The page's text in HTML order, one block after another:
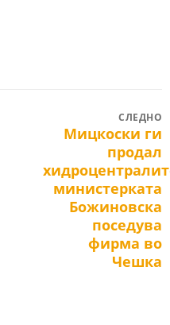
СЛЕДНО
NextМицкоски ги
продал
министерката
Божиновска
поседува
фирма во
Чешка